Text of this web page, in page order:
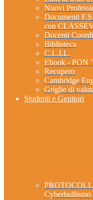
Nuovi
Documenti
con
Docenti
Biblioteca
C.L.I.L.
Ebook - PON
Recupero
Cambridge
Griglie di
Studenti e Genitori
Cyberbullismo